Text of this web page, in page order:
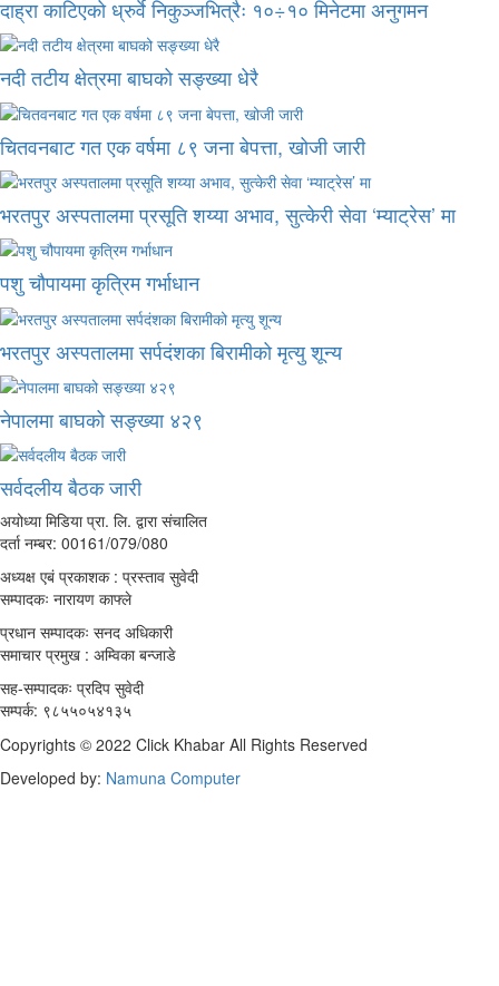
दाह्रा काटिएको ध्रुर्वे निकुञ्जभित्रैः १०÷१० मिनेटमा अनुगमन
नदी तटीय क्षेत्रमा बाघको सङ्ख्या धेरै
चितवनबाट गत एक वर्षमा ८९ जना बेपत्ता, खोजी जारी
भरतपुर अस्पतालमा प्रसूति शय्या अभाव, सुत्केरी सेवा ‘म्याट्रेस’ मा
पशु चौपायमा कृत्रिम गर्भाधान
भरतपुर अस्पतालमा सर्पदंशका बिरामीको मृत्यु शून्य
नेपालमा बाघको सङ्ख्या ४२९
सर्वदलीय बैठक जारी
अयोध्या मिडिया प्रा. लि. द्वारा संचालित
दर्ता नम्बर: 00161/079/080
अध्यक्ष एबं प्रकाशक : प्रस्ताव सुवेदी
सम्पादकः नारायण काफ्ले
प्रधान सम्पादकः सनद अधिकारी
समाचार प्रमुख : अम्विका बन्जाडे
सह-सम्पादकः प्रदिप सुवेदी
सम्पर्क: ९८५५०५४१३५
Copyrights © 2022 Click Khabar All Rights Reserved
Developed by: Namuna Computer